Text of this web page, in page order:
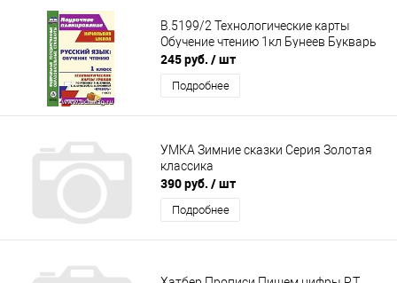
В.5199/2 Технологические карты
Обучение чтению 1кл Бунеев Букварь
245 руб. / шт
Подробнее
УМКА Зимние сказки Серия Золотая
классика
390 руб. / шт
Подробнее